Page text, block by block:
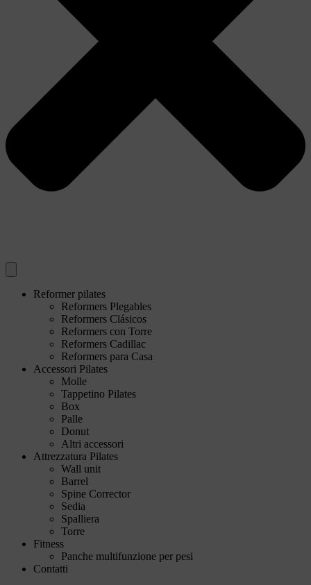
Reformer pilates
Reformers Plegables
Reformers Clásicos
Reformers con Torre
Reformers Cadillac
Reformers para Casa
Accessori Pilates
Molle
Tappetino Pilates
Box
Palle
Donut
Altri accessori
Attrezzatura Pilates
Wall unit
Barrel
Spine Corrector
Sedia
Spalliera
Torre
Fitness
Panche multifunzione per pesi
Contatti